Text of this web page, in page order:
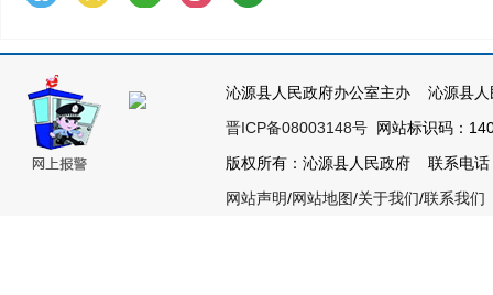
沁源县人民政府办公室主办 沁源县
晋ICP备08003148号 网站标识码：
版权所有：沁源县人民政府 联系电
网站声明/网站地图/关于我们/联系我们